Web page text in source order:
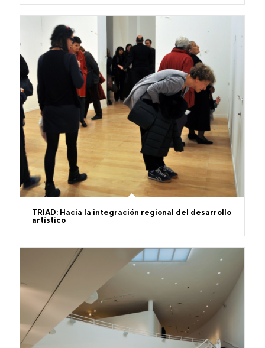
TRIAD: Hacia la integración regional del desarrollo
artístico